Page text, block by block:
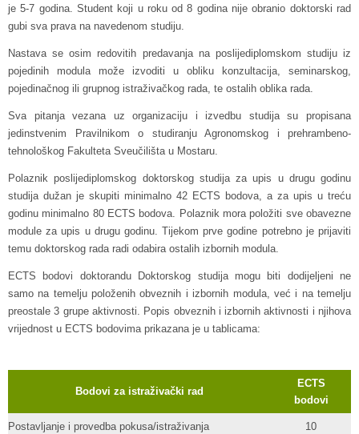
je 5-7 godina. Student koji u roku od 8 godina nije obranio doktorski rad
gubi sva prava na navedenom studiju.
Nastava se osim redovitih predavanja na poslijediplomskom studiju iz
pojedinih modula može izvoditi u obliku konzultacija, seminarskog,
pojedinačnog ili grupnog istraživačkog rada, te ostalih oblika rada.
Sva pitanja vezana uz organizaciju i izvedbu studija su propisana
jedinstvenim Pravilnikom o studiranju Agronomskog i prehrambeno-
tehnološkog Fakulteta Sveučilišta u Mostaru.
Polaznik poslijediplomskog doktorskog studija za upis u drugu godinu
studija dužan je skupiti minimalno 42 ECTS bodova, a za upis u treću
godinu minimalno 80 ECTS bodova. Polaznik mora položiti sve obavezne
module za upis u drugu godinu. Tijekom prve godine potrebno je prijaviti
temu doktorskog rada radi odabira ostalih izbornih modula.
ECTS bodovi doktorandu Doktorskog studija mogu biti dodijeljeni ne
samo na temelju položenih obveznih i izbornih modula, već i na temelju
preostale 3 grupe aktivnosti. Popis obveznih i izbornih aktivnosti i njihova
vrijednost u ECTS bodovima prikazana je u tablicama:
Bodovi za istraživački rad
ECTS
bodovi
Postavljanje i provedba pokusa/istraživanja 10